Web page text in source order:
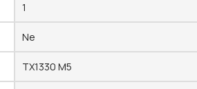
1
Ne
TX1330 M5